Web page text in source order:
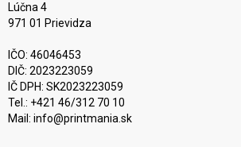
Lúčna 4
971 01 Prievidza
IČO: 46046453
DIČ: 2023223059
IČ DPH: SK2023223059
Tel.: +421 46/312 70 10
Mail: info@printmania.sk